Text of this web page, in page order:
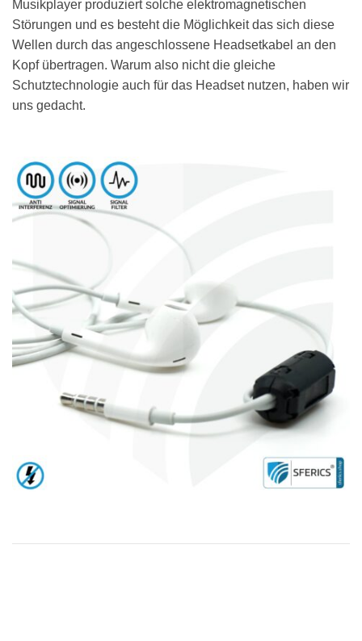
Musikplayer produziert solche elektromagnetischen
Störungen und es besteht die Möglichkeit das sich diese
Wellen durch das angeschlossene Headsetkabel an den
Kopf übertragen. Warum also nicht die gleiche
Schutztechnologie auch für das Headset nutzen, haben wir
uns gedacht.